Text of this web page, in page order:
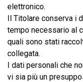
elettronico.
Il Titolare conserva i
tempo necessario al
quali sono stati
collegata.
I dati personali che
vi sia più un